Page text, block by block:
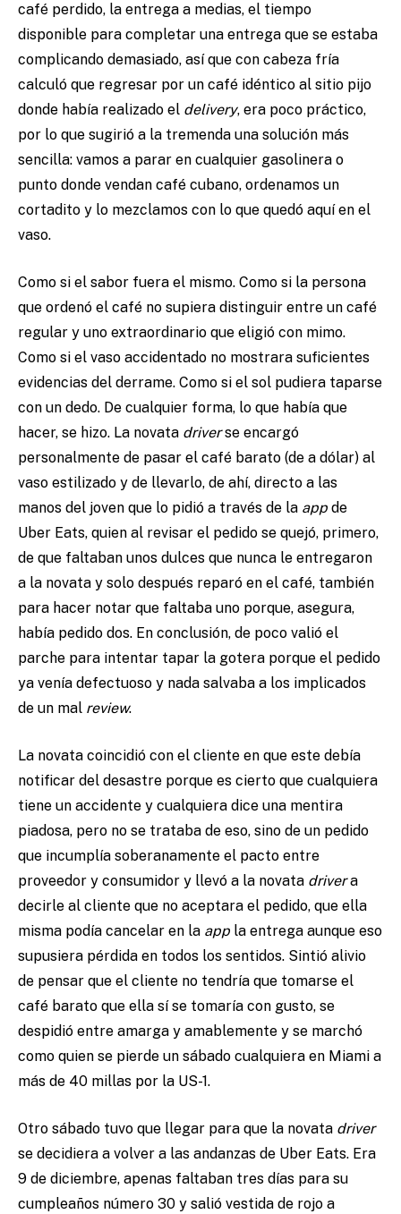
café perdido, la entrega a medias, el tiempo
disponible para completar una entrega que se estaba
complicando demasiado, así que con cabeza fría
calculó que regresar por un café idéntico al sitio pijo
donde había realizado el delivery, era poco práctico,
por lo que sugirió a la tremenda una solución más
sencilla: vamos a parar en cualquier gasolinera o
punto donde vendan café cubano, ordenamos un
cortadito y lo mezclamos con lo que quedó aquí en el
vaso.
Como si el sabor fuera el mismo. Como si la persona
que ordenó el café no supiera distinguir entre un café
regular y uno extraordinario que eligió con mimo.
Como si el vaso accidentado no mostrara suficientes
evidencias del derrame. Como si el sol pudiera taparse
con un dedo. De cualquier forma, lo que había que
hacer, se hizo. La novata driverse encargó
personalmente de pasar el café barato (de a dólar) al
vaso estilizado y de llevarlo, de ahí, directo a las
manos del joven que lo pidió a través de la app de
Uber Eats, quien al revisar el pedido se quejó, primero,
de que faltaban unos dulces que nunca le entregaron
a la novata y solo después reparó en el café, también
para hacer notar que faltaba uno porque, asegura,
había pedido dos. En conclusión, de poco valió el
parche para intentar tapar la gotera porque el pedido
ya venía defectuoso y nada salvaba a los implicados
de un mal review.
La novata coincidió con el cliente en que este debía
notificar del desastre porque es cierto que cualquiera
tiene un accidente y cualquiera dice una mentira
piadosa, pero no se trataba de eso, sino de un pedido
que incumplía soberanamente el pacto entre
proveedor y consumidor y llevó a la novata drivera
decirle al cliente que no aceptara el pedido, que ella
misma podía cancelar en la app la entrega aunque eso
supusiera pérdida en todos los sentidos. Sintió alivio
de pensar que el cliente no tendría que tomarse el
café barato que ella sí se tomaría con gusto, se
despidió entre amarga y amablemente y se marchó
como quien se pierde un sábado cualquiera en Miami a
más de 40 millas por la US-1.
Otro sábado tuvo que llegar para que la novata driver
se decidiera a volver a las andanzas de Uber Eats. Era
9 de diciembre, apenas faltaban tres días para su
cumpleaños número 30 y salió vestida de rojo a